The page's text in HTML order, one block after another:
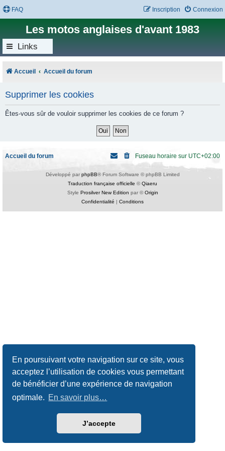
En poursuivant votre navigation sur ce site, vous
acceptez l’utilisation de cookies vous permettant
de bénéficier d’une expérience de navigation
optimale. En savoir plus…
J’accepte
FAQ Connexion
Inscription
Les motos anglaises d'avant 1983
Links
Accueil Accueil du forum
Supprimer les cookies
Êtes-vous sûr de vouloir supprimer les cookies de ce forum ?
Accueil du forum Fuseau horaire sur UTC+02:00
Développé par phpBB® Forum Software © phpBB Limited
Traduction française officielle ©Qiaeru
Style Prosilver New Edition par ©Origin
Confidentialité | Conditions